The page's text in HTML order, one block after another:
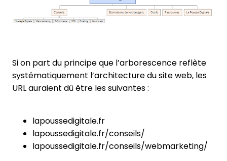
Si on part du principe que l’arborescence reflète
systématiquement l’architecture du site web, les
URL auraient dû être les suivantes :
lapoussedigitale.fr
lapoussedigitale.fr/conseils/
lapoussedigitale.fr/conseils/webmarketing/